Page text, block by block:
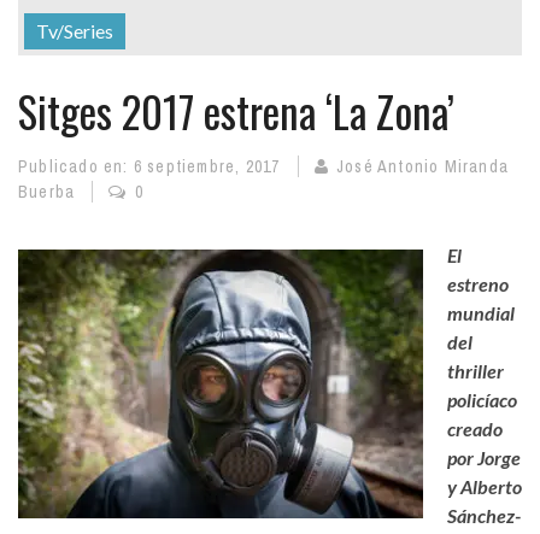
Tv/Series
Sitges 2017 estrena ‘La Zona’
Publicado en: 6 septiembre, 2017
José Antonio Miranda
Buerba
0
El
estreno
mundial
del
thriller
policíaco
creado
por Jorge
y Alberto
Sánchez-